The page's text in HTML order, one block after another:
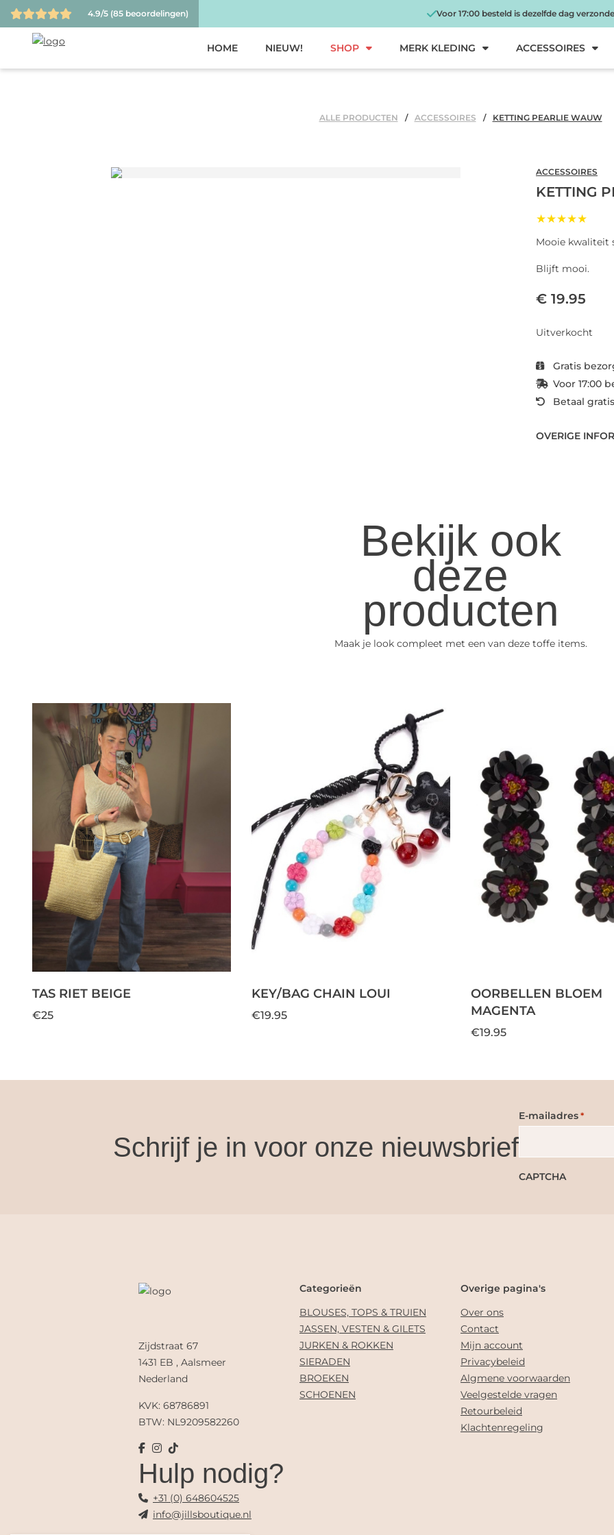
4.9/5 (85 beoordelingen) Voor 17:00 besteld is dezelfde dag
HOME NIEUW! SHOP MERK KLEDING ACCESSOIRES
ALLE PRODUCTEN ACCESSOIRES KETTING PEARLIE WAUW
ACCESSOIRES
KETTING
★★★★★
Mooie kwaliteit
Blijft mooi.
€ 19.95
Uitverkocht
Gratis
Voor 17:00
Betaal
OVERIGE
Bekijk ook
deze
producten
Maak je look compleet met een van deze toffe items.
TAS RIET BEIGE
€25
KEY/BAG CHAIN LOUI
€19.95
OORBELLEN BLOEM
MAGENTA
€19.95
Schrijf je in voor onze nieuwsbrief
E-mailadres *
CAPTCHA
Zijdstraat 67
1431 EB , Aalsmeer
Nederland
KVK: 68786891
BTW: NL9209582260
Hulp nodig?
+31 (0) 648604525
info@jillsboutique.nl
Categorieën
BLOUSES, TOPS & TRUIEN
JASSEN, VESTEN & GILETS
JURKEN & ROKKEN
SIERADEN
BROEKEN
SCHOENEN
Overige pagina's
Over ons
Contact
Mijn account
Privacybeleid
Algmene voorwaarden
Veelgestelde vragen
Retourbeleid
Klachtenregeling